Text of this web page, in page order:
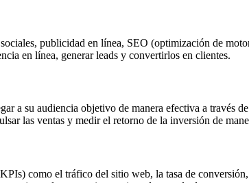
publicidad en línea, SEO (optimización de
en línea, generar leads y convertirlos en clientes.
a su audiencia objetivo de manera efectiva a través
las ventas y medir el retorno de la inversión de
como el tráfico del sitio web, la tasa de